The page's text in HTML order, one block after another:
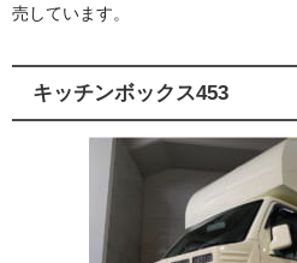
売しています。
キッチンボックス453